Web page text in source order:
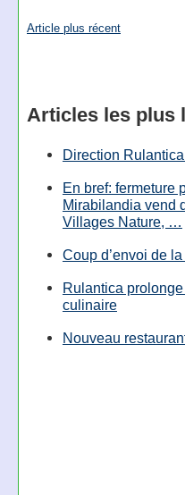
Article plus récent
Articles les plus
Direction
En bref: fermeture
Mirabilandia vend
Villages Nature, …
Coup d’envoi de
Rulantica
culinaire
Nouveau